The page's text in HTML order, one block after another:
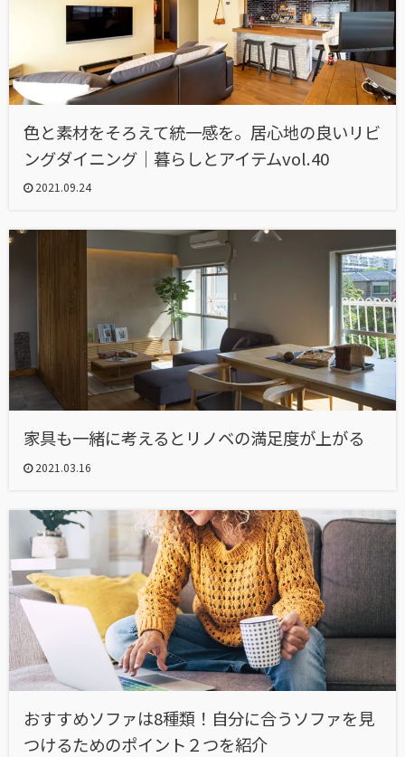
色と素材をそろえて統一感を。居心地の良いリビ
ングダイニング｜暮らしとアイテムvol.40
2021.09.24
家具も一緒に考えるとリノベの満足度が上がる
2021.03.16
おすすめソファは8種類！自分に合うソファを見
つけるためのポイント２つを紹介